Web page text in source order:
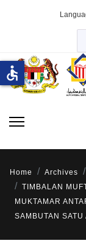
Home Archives
TIMBALAN
MUKTAMAR
SAMBUTAN
accessible